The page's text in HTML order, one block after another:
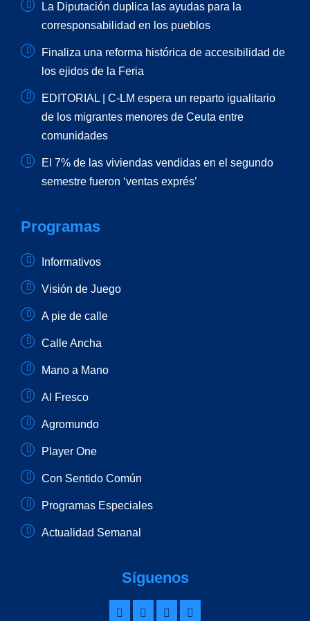
La Diputación duplica las ayudas para la
corresponsabilidad en los pueblos
Finaliza una reforma histórica de accesibilidad de
los ejidos de la Feria
EDITORIAL | C-LM espera un reparto igualitario
de los migrantes menores de Ceuta entre
comunidades
El 7% de las viviendas vendidas en el segundo
semestre fueron ‘ventas exprés’
Programas
Informativos
Visión de Juego
A pie de calle
Calle Ancha
Mano a Mano
Al Fresco
Agromundo
Player One
Con Sentido Común
Programas Especiales
Actualidad Semanal
Síguenos